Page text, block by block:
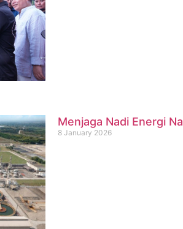
Menjaga Nadi Energi
8 January 2026